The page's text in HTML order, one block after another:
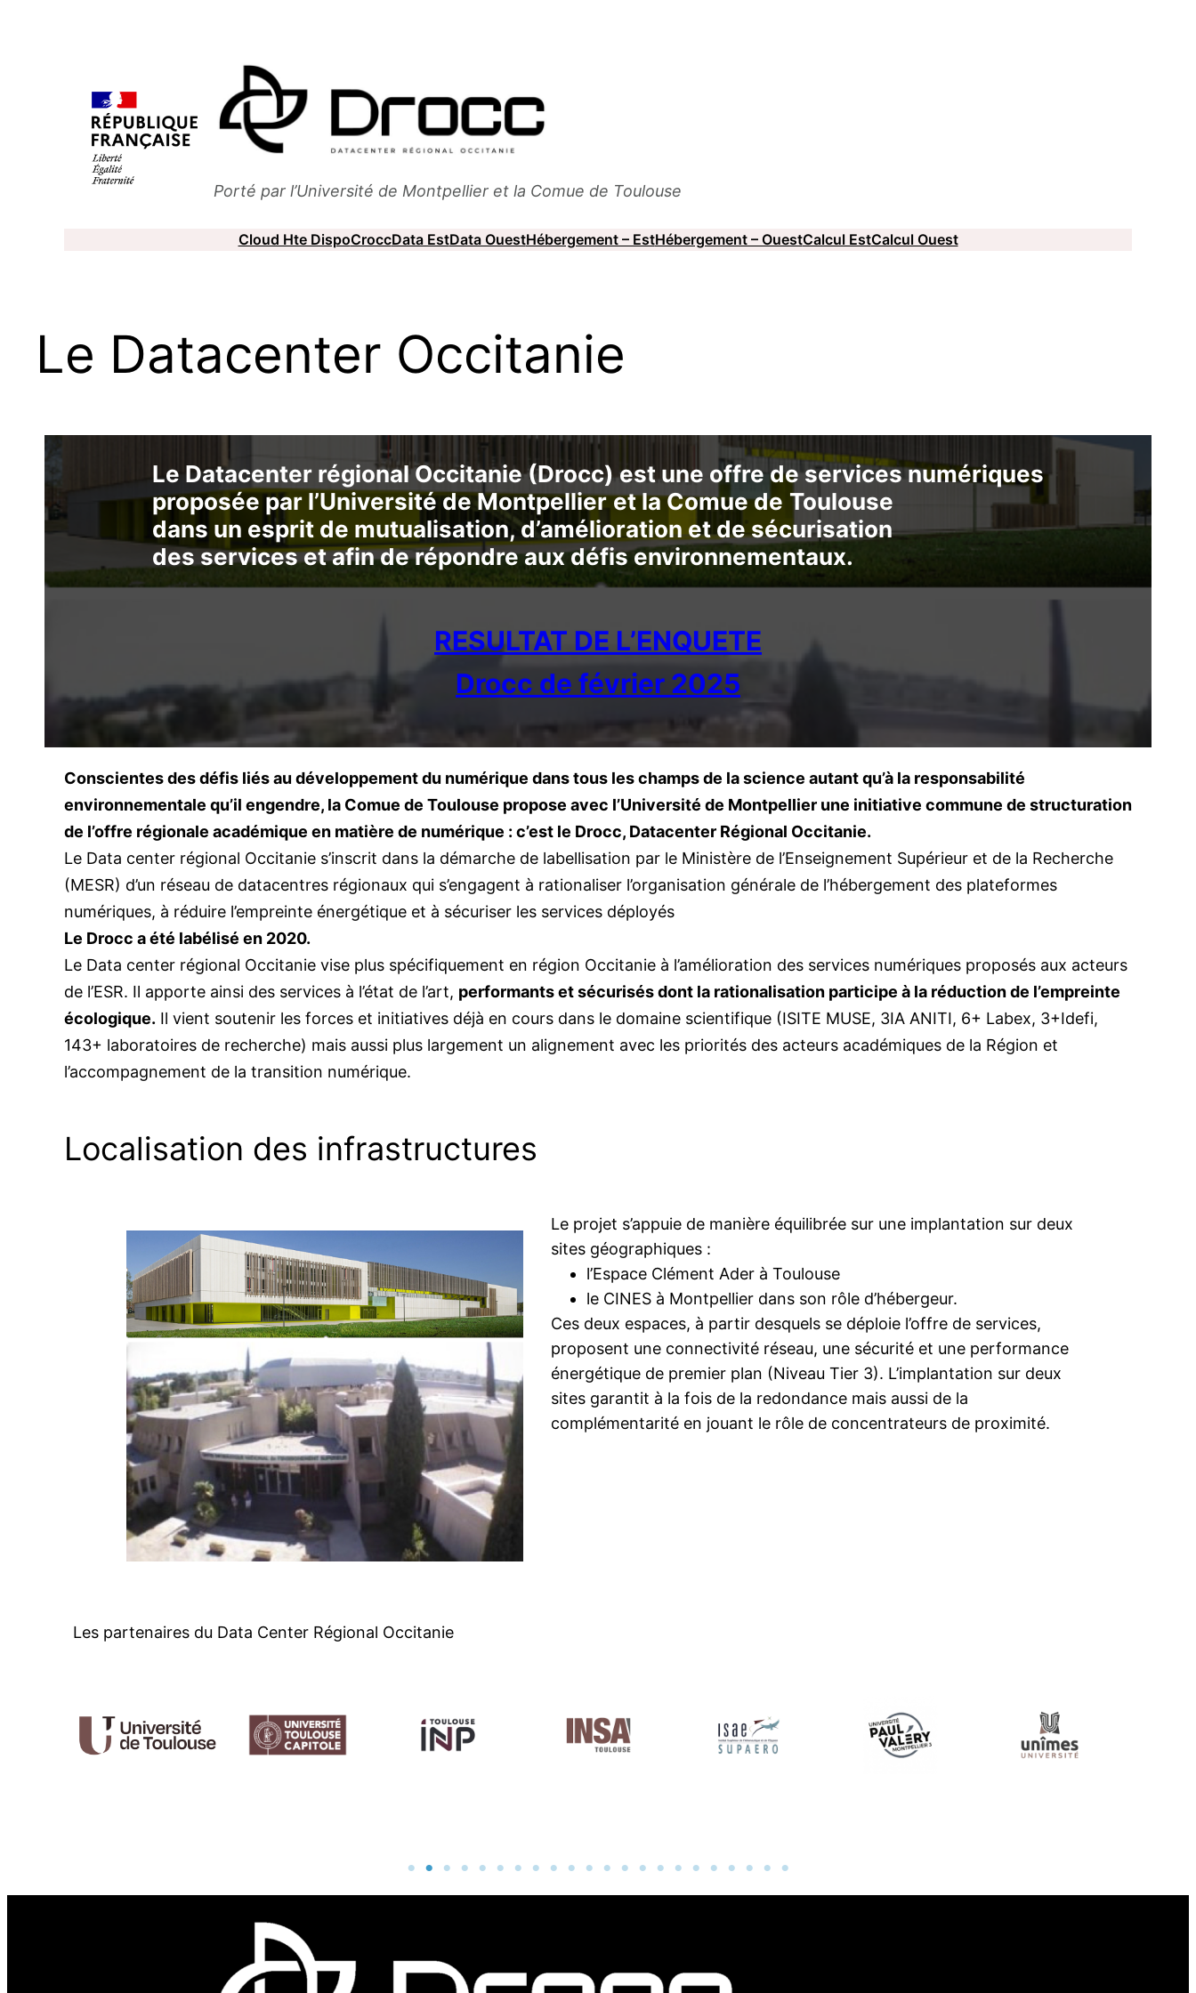
Porté par l’Université de Montpellier et la Comue de Toulouse
Cloud Hte DispoCroccData EstData OuestHébergement – EstHébergement – OuestCalcul EstCalcul Ouest
Le Datacenter Occitanie
Le Datacenter régional Occitanie (Drocc) est une offre de services numériques
proposée par l’Université deMontpellier et la Comue de Toulouse
dans un esprit de mutualisation, d’amélioration et de sécurisation
des services et afin de répondre aux défis environnementaux.
RESULTAT DE L’ENQUETE
Drocc de février 2025
Conscientes des défis liés au développement du numérique dans tous les champs de la science autant qu’à la responsabilité
environnementale qu’il engendre, la Comue de Toulouse propose avec l’Université de Montpellier une initiative commune de structuration
de l’offre régionale académique en matière de numérique : c’est le Drocc, Datacenter Régional Occitanie.
Le Data center régional Occitanie s’inscrit dans la démarche de labellisation par le Ministère de l’Enseignement Supérieur et de la Recherche
(MESR) d’un réseau de datacentres régionaux qui s’engagent à rationaliser l’organisation générale de l’hébergement des plateformes
numériques, à réduire l’empreinte énergétique et à sécuriser les services déployés
Le Drocc a été labélisé en 2020.
Le Data center régional Occitanie vise plus spécifiquement en région Occitanie à l’amélioration des services numériques proposés aux acteurs
de l’ESR. Il apporte ainsi des services à l’état de l’art, performants et sécurisés dont la rationalisation participe à la réduction de l’empreinte
écologique. Il vient soutenir les forces et initiatives déjà en cours dans le domaine scientifique (ISITE MUSE, 3IA ANITI, 6+ Labex, 3+Idefi,
143+ laboratoires de recherche) mais aussi plus largement un alignement avec les priorités des acteurs académiques de la Région et
l’accompagnement de la transition numérique.
Localisation des infrastructures
Le projet s’appuie de manière équilibrée sur une implantation sur deux
sites géographiques :
l’Espace Clément Ader à Toulouse
le CINES à Montpellier dans son rôle d’hébergeur.
Ces deux espaces, à partir desquels se déploie l’offre de services,
proposent une connectivité réseau, une sécurité et une performance
énergétique de premier plan (Niveau Tier 3). L’implantation sur deux
sites garantit à la fois de la redondance mais aussi de la
complémentarité en jouant le rôle de concentrateurs de proximité.
Les partenaires du Data Center Régional Occitanie